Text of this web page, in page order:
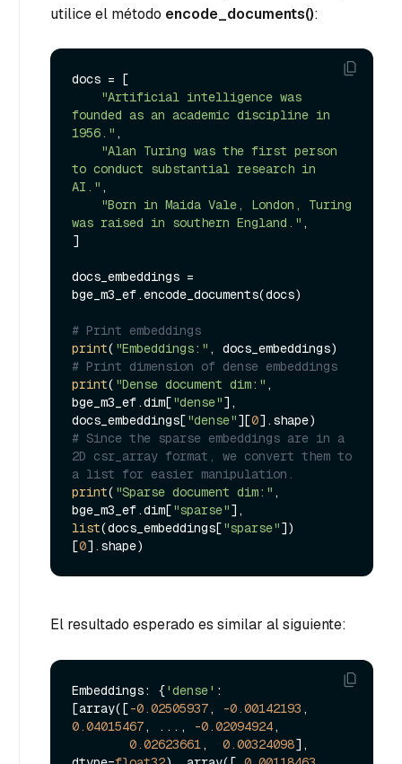
utilice el método encode_documents():
docs = [
"Artificial intelligence was
founded as an academic discipline in
1956." ,
"Alan Turing was the first person
to conduct substantial research in
AI." ,
"Born in Maida Vale, London, Turing
was raised in southern England." ,
]
docs_embeddings =
bge_m3_ef.encode_documents(docs)
# Print embeddings
print( "Embeddings:"
# Print dimension of dense embeddings
print( "Dense document dim:" ,
bge_m3_ef.dim["dense"],
docs_embeddings["dense"][0
# Since the sparse embeddings are in a
2D csr_array format, we convert them to
a list for easier manipulation.
print( "Sparse document dim:" ,
bge_m3_ef.dim["sparse"
list(docs_embeddings["sparse"])
[0
El resultado esperado es similar al siguiente:
Embeddings: {'dense' :
[array([-0.02505937, -0.00142193
0.04015467, ..., -0.02094924,
0.02623661, 0.00324098],